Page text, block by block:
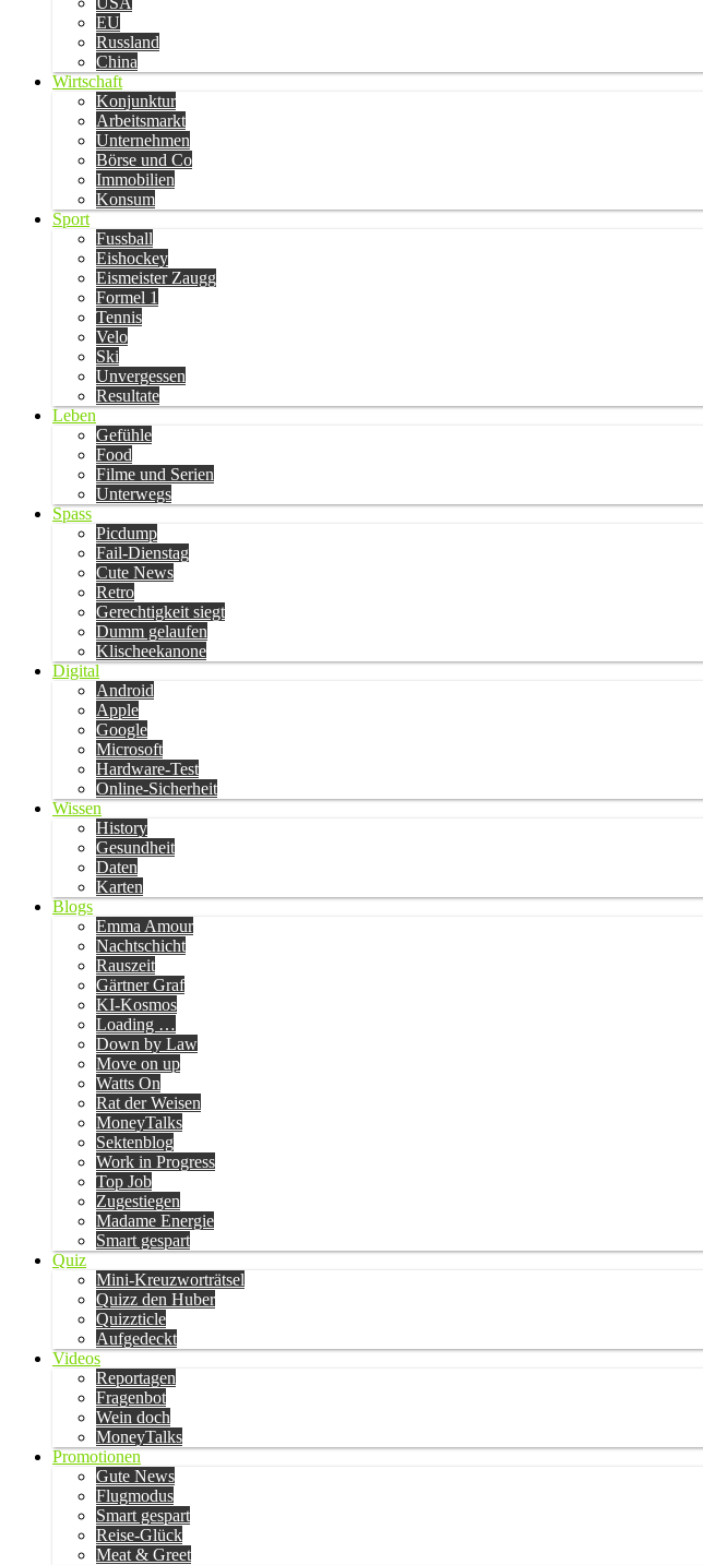
EU
Russland
China
Wirtschaft
Konjunktur
Arbeitsmarkt
Unternehmen
Börse und Co
Immobilien
Konsum
Sport
Fussball
Eishockey
Eismeister Zaugg
Formel 1
Tennis
Velo
Ski
Unvergessen
Resultate
Leben
Gefühle
Food
Filme und Serien
Unterwegs
Spass
Picdump
Fail-Dienstag
Cute News
Retro
Gerechtigkeit siegt
Dumm gelaufen
Klischeekanone
Digital
Android
Apple
Google
Microsoft
Hardware-Test
Online-Sicherheit
Wissen
History
Gesundheit
Daten
Karten
Blogs
Emma Amour
Nachtschicht
Rauszeit
Gärtner Graf
KI-Kosmos
Loading …
Down by Law
Move on up
Watts On
Rat der Weisen
MoneyTalks
Sektenblog
Work in Progress
Top Job
Zugestiegen
Madame Energie
Smart gespart
Quiz
Mini-Kreuzworträtsel
Quizz den Huber
Quizzticle
Aufgedeckt
Videos
Reportagen
Fragenbot
Wein doch
MoneyTalks
Promotionen
Gute News
Flugmodus
Smart gespart
Reise-Glück
Meat & Greet